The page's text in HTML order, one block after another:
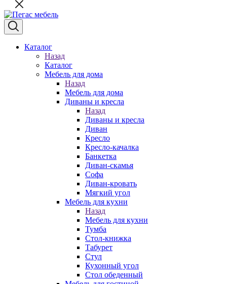
Каталог
Назад
Каталог
Мебель для дома
Назад
Мебель для дома
Диваны и кресла
Назад
Диваны и кресла
Диван
Кресло
Кресло-качалка
Банкетка
Диван-скамья
Софа
Диван-кровать
Мягкий угол
Мебель для кухни
Назад
Мебель для кухни
Тумба
Стол-книжка
Табурет
Стул
Кухонный угол
Стол обеденный